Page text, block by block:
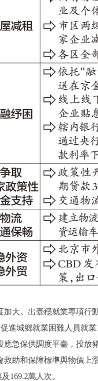
。出臺穩就業專項行動
進城鄉就業困難人員就
應急保供調度平臺，投放
救助和保障標準與物價上
169.2萬人次。